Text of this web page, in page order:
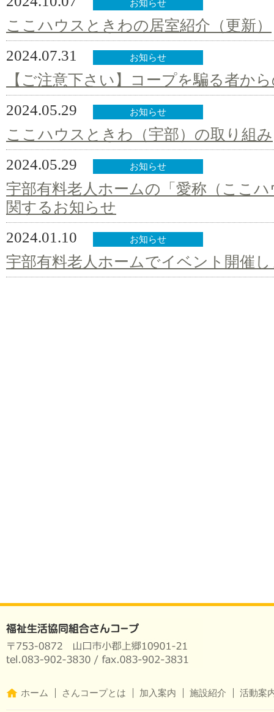
お知らせ
ここハウスときわの居室紹介（更新）
2024.07.31
お知らせ
【ご注意下さい】コープを騙る者か
2024.05.29
お知らせ
ここハウスときわ（宇部）の取り組み
2024.05.29
お知らせ
宇部有料老人ホームの「愛称（ここ
関するお知らせ
2024.01.10
お知らせ
宇部有料老人ホームでイベント開催
ホーム さんコープとは 加入案内 施設紹介 活動案